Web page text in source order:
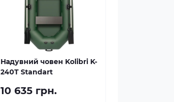
Надувний човен Kolibri K-
240T Standart
10 635 грн.